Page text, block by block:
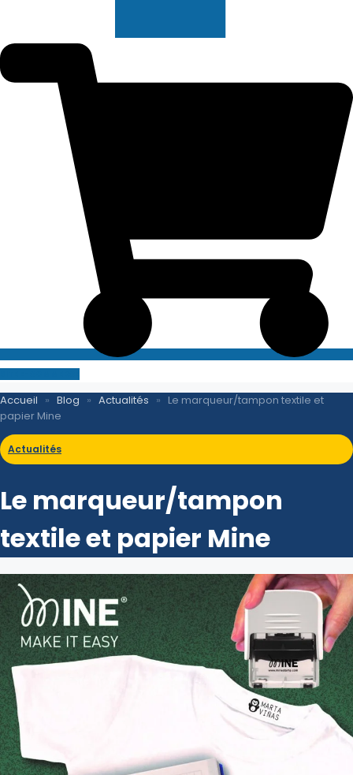
Accueil » Blog » Actualités » Le marqueur/tampon textile et
papier Mine
Actualités
Le marqueur/tampon
textile et papier Mine